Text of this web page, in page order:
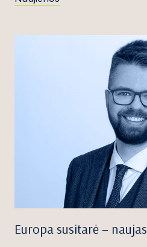
Europa susitarė – naujas